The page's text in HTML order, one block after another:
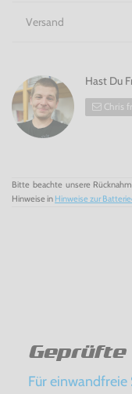
Versand
Hast Du
Chris
Bitte beachte unsere
Hinweise in Hinweise zur
Für einwandfreie